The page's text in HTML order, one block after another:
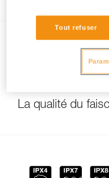
La qualité du
Tout refuser